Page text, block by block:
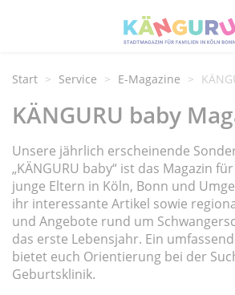
Start Service E-Magazine
KÄNGURU baby
Unsere jährlich erscheinende
„KÄNGURU baby“ ist das Magazin
junge Eltern in Köln, Bonn und
ihr interessante Artikel sowie
und Angebote rund um
das erste Lebensjahr. Ein
bietet euch Orientierung bei der
Geburtsklinik.